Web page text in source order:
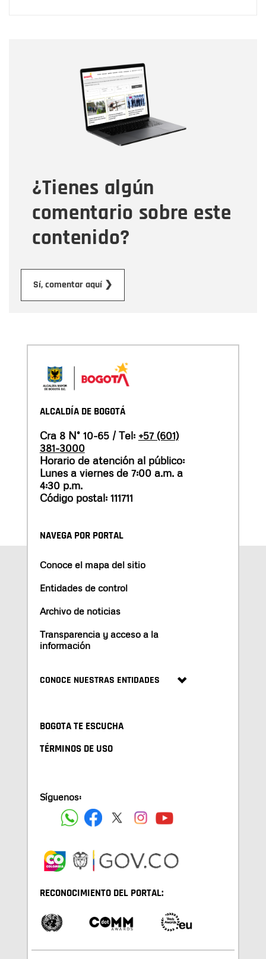
¿Tienes algún
comentario sobre este
contenido?
Sí, comentar aquí ❯
Correo electrónico
Tipo de comentario
Mensaje
ALCALDÍA DE BOGOTÁ
Cra 8 N° 10-65 / Tel: +57 (601)
381-3000
Horario de atención al público:
Lunes a viernes de 7:00 a.m. a
4:30 p.m.
Código postal: 111711
NAVEGA POR PORTAL
Conoce el mapa del sitio
Entidades de control
Archivo de noticias
Transparencia y acceso a la
información
CONOCE NUESTRAS ENTIDADES
BOGOTA TE ESCUCHA
TÉRMINOS DE USO
Síguenos:
RECONOCIMIENTO DEL PORTAL: